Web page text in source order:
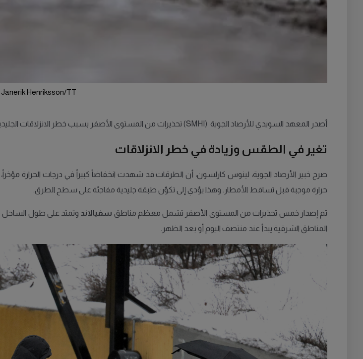
Henriksson/TT
أصدر المعهد السويدي للأرصاد الجوية (SMHI) تحذيرات من المستوى الأصفر بسبب خطر الانزلاقات الجليدية المفاجئة في أجزاء واسعة من السويد يوم الأحد.
تغير في الطقس وزيادة في خطر الانزلاقات
صرح خبير الأرصاد الجوية، لينوس كارلسون، أن الطرقات قد شهدت انخفاضاً كبيراً في درجات الحرارة
حرارة موجبة قبل تساقط الأمطار. وهذا يؤدي إلى تكوّن طبقة جليدية مفاجئة على سطح الطرق.
تم إصدار خمس تحذيرات من المستوى الأصفر تشمل معظم مناطق سفيالاند وتمتد على طول
المناطق الشرقية يبدأ عند منتصف اليوم أو بعد الظهر.